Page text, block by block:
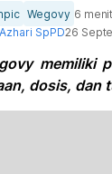
Wegovy 6 menit
SpPD26
memiliki
dosis, dan